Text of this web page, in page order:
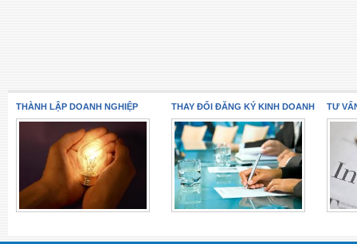
THÀNH LẬP DOANH NGHIỆP THAY ĐỔI ĐĂNG KÝ KINH DOANH TƯ